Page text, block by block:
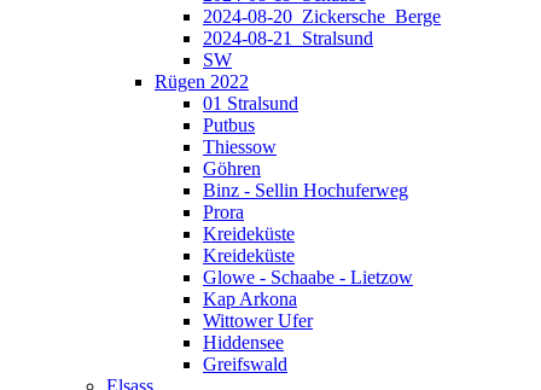
2024-08-20_Zickersche_Berge
2024-08-21_Stralsund
SW
Rügen 2022
01 Stralsund
Putbus
Thiessow
Göhren
Binz - Sellin Hochuferweg
Prora
Kreideküste
Kreideküste
Glowe - Schaabe - Lietzow
Kap Arkona
Wittower Ufer
Hiddensee
Greifswald
Elsass